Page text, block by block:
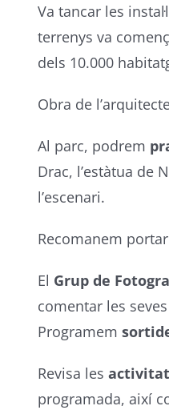
Va tancar les
terrenys va
dels 10.000
Obra de
Al parc, podrem
Drac, l’estàtua de
l’escenari.
Recomanem
El Grup de
comentar les
Programem
Revisa les
programada, així